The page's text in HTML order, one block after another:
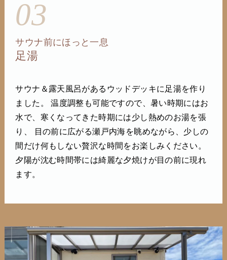
03
サウナ前にほっと一息
足湯
サウナ＆露天風呂があるウッドデッキに足湯を作り
ました。 温度調整も可能ですので、暑い時期にはお
水で、寒くなってきた時期には少し熱めのお湯を張
り、 目の前に広がる瀬戸内海を眺めながら、少しの
間だけ何もしない贅沢な時間をお楽しみください。
夕陽が沈む時間帯には綺麗な夕焼けが目の前に現れ
ます。